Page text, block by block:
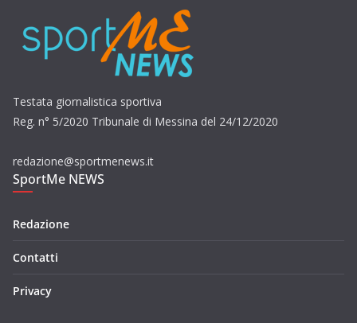
Testata giornalistica sportiva
Reg. n° 5/2020 Tribunale di Messina del 24/12/2020
redazione@sportmenews.it
SportMe NEWS
Redazione
Contatti
Privacy